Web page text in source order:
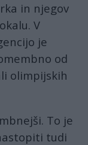
in njegov
V
je
od
olimpijskih
To je
tudi